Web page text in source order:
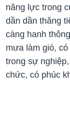
năng lực trong
dần dần thăng
càng hanh
mưa làm gió,
trong sự
chức, có phúc